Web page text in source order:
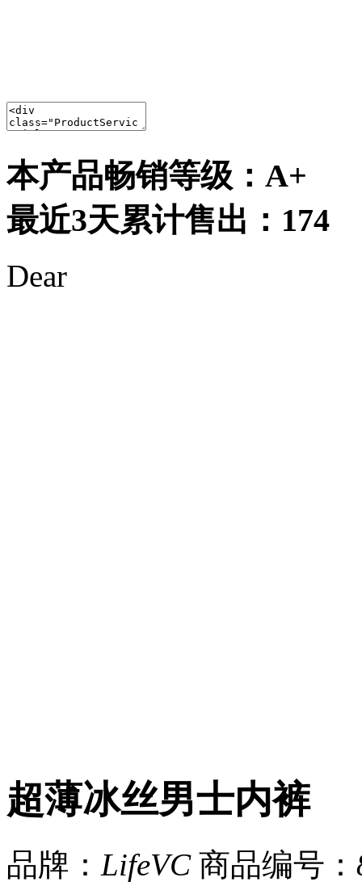
本产品畅销等级： A+
最近3天累计售出： 174
Dear
超薄冰丝男士内裤
品牌： LifeVC 商品编号：